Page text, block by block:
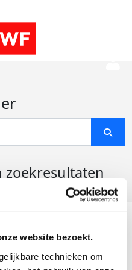
website bezoekt.
technieken om
zoekresultaten